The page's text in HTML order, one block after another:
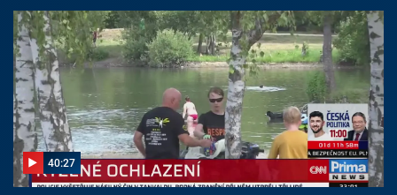
40:27